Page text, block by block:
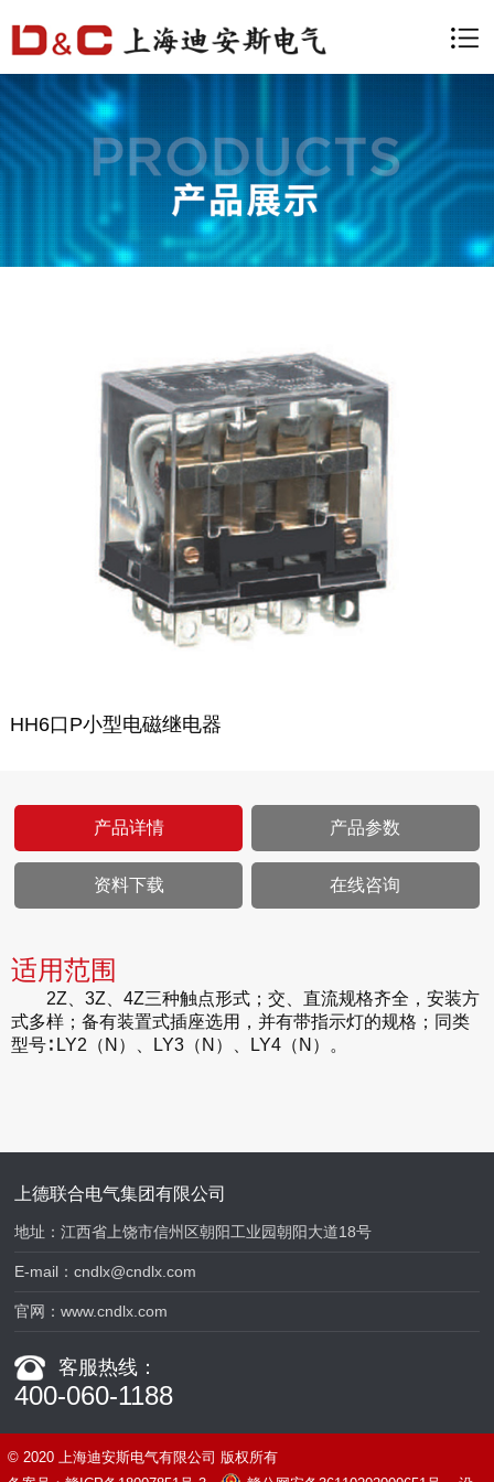
HH6口P小型电磁继电器
产品详情 产品参数
资料下载 在线咨询
适用范围
2Z、3Z、4Z三种触点形式；交、直流规格齐全，安装方
式多样；备有装置式插座选用，并有带指示灯的规格；同类
型号∶ LY2（N）、LY3（N）、LY4（N）。
上德联合电气集团有限公司
地址：江西省上饶市信州区朝阳工业园朝阳大道18号
E-mail：cndlx@cndlx.com
官网：www.cndlx.com
客服热线：
400-060-1188
© 2020 上海迪安斯电气有限公司 版权所有